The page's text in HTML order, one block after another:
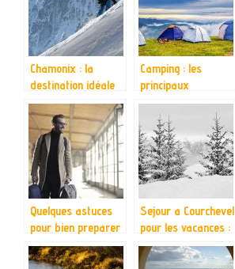
Chamonix : la
destination idéale
pour un séjour au
ski réussi
Camping : les
principaux
avantages pour
notre santé
Quelques astuces
pour bien preparer
son depart en
vacances
Sejour a Courchevel
pour les vacances :
une bonne idee